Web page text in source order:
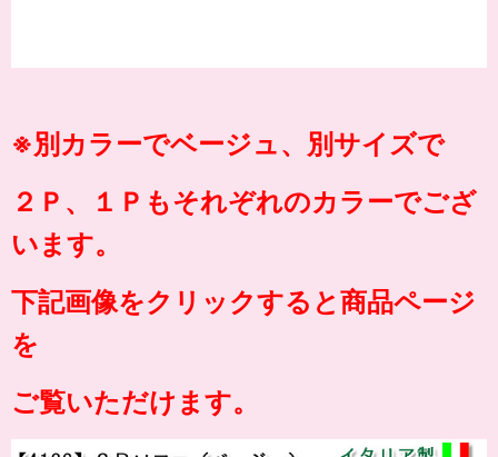
※別カラーでベージュ、 別サイズで
２Ｐ、１Ｐもそれぞれのカラーでござ
います。
下記画像をクリックすると商品ページ
を
ご覧いただけます。